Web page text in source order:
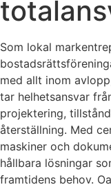
Som lokal
med allt inom
tar helhetsansvar
projektering,
återställning. Med
maskiner och
hållbara lösningar
framtidens behov.